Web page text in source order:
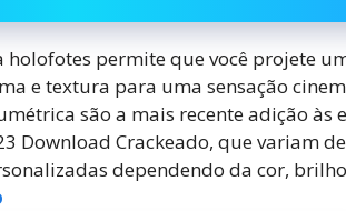
permite que você projete
e textura para uma sensação
são a mais recente adição às
Download Crackeado, que variam
dependendo da cor,